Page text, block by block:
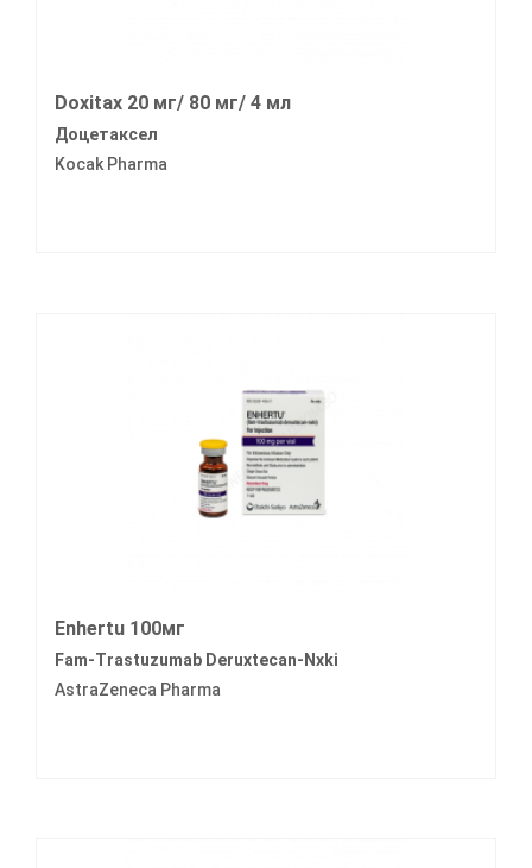
Doxitax 20 мг/ 80 мг/ 4 мл
Доцетаксел
Kocak Pharma
Enhertu 100мг
Fam-Trastuzumab Deruxtecan-Nxki
AstraZeneca Pharma